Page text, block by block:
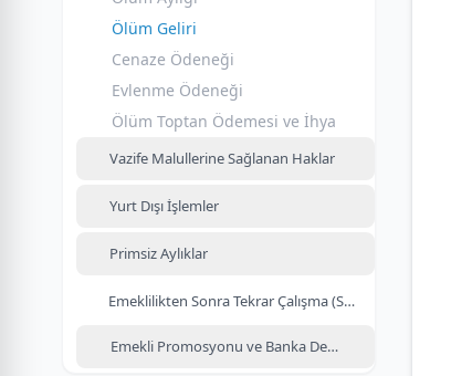
Ölüm Geliri
Cenaze Ödeneği
Evlenme Ödeneği
Ölüm Toptan Ödemesi ve İhya
Vazife Malullerine Sağlanan Haklar
Yurt Dışı İşlemler
Primsiz Aylıklar
Emeklilikten Sonra Tekrar Çalışma (SGDP)
Emekli Promosyonu ve Banka Değişikliği